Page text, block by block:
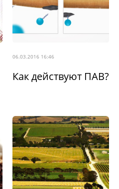
06.03.2016 16:46
Как действуют ПАВ?